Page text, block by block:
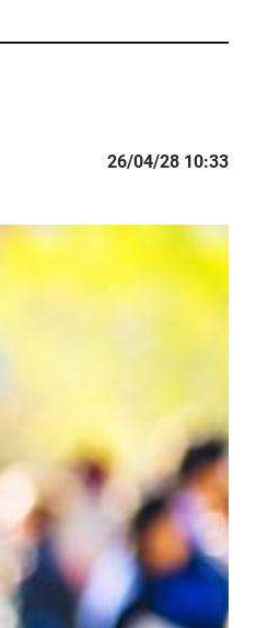
26/04/28 10:33